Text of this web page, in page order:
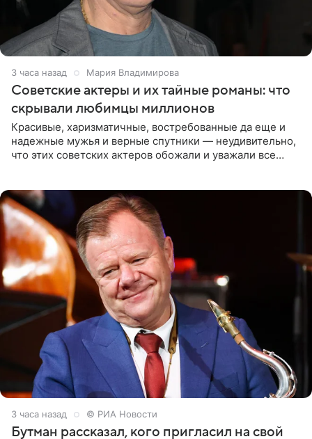
3 часа назад Мария Владимирова
Советские актеры и их тайные романы: что
скрывали любимцы миллионов
Красивые, харизматичные, востребованные да еще и
надежные мужья и верные спутники — неудивительно,
что этих советских актеров обожали и уважали все
3 часа назад © РИА Новости
Бутман рассказал, кого пригласил на свой